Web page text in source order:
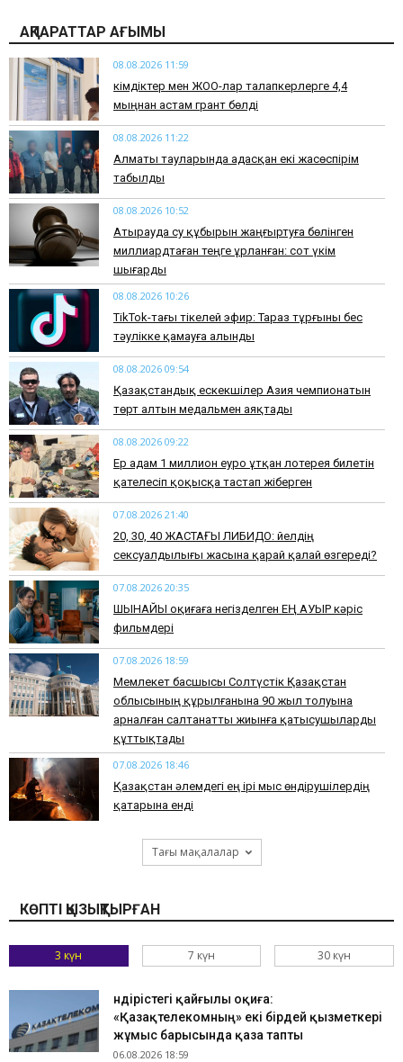
АҚПАРАТТАР АҒЫМЫ
08.08.2026 11:59
Әкімдіктер мен ЖОО-лар талапкерлерге 4,4
мыңнан астам грант бөлді
08.08.2026 11:22
Алматы тауларында адасқан екі жасөспірім
табылды
08.08.2026 10:52
Атырауда су құбырын жаңғыртуға бөлінген
миллиардтаған теңге ұрланған: сот үкім
шығарды
08.08.2026 10:26
TikTok-тағы тікелей эфир: Тараз тұрғыны бес
тәулікке қамауға алынды
08.08.2026 09:54
Қазақстандық ескекшілер Азия чемпионатын
төрт алтын медальмен аяқтады
08.08.2026 09:22
Ер адам 1 миллион еуро ұтқан лотерея билетін
қателесіп қоқысқа тастап жіберген
07.08.2026 21:40
​20, 30, 40 ЖАСТАҒЫ ЛИБИДО: Әйелдің
сексуалдылығы жасына қарай қалай өзгереді?
07.08.2026 20:35
​ШЫНАЙЫ оқиғаға негізделген ЕҢ АУЫР кәріс
фильмдері
07.08.2026 18:59
Мемлекет басшысы Солтүстік Қазақстан
облысының құрылғанына 90 жыл толуына
арналған салтанатты жиынға қатысушыларды
құттықтады
07.08.2026 18:46
Қазақстан әлемдегі ең ірі мыс өндірушілердің
қатарына енді
Тағы мақалалар
КӨПТІ ҚЫЗЫҚТЫРҒАН
3 күн 7 күн 30 күн
Өндірістегі қайғылы оқиға:
«Қазақтелекомның» екі бірдей қызметкері
жұмыс барысында қаза тапты
06.08.2026 18:59